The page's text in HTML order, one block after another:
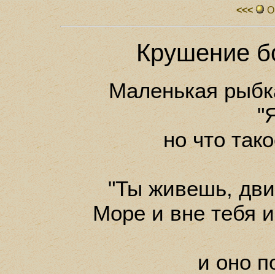
<<<
Крушение
Маленькая
но что
"Ты живешь,
Море и вне тебя
и оно